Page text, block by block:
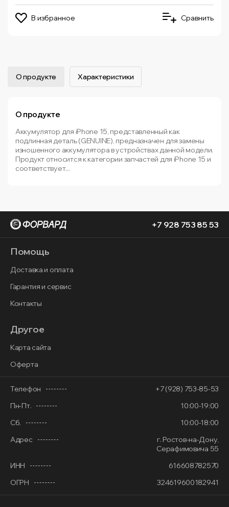
В избранное Сравнить
О продукте Характеристики
О продукте
Аккумулятор для iPhone 15, представленный как
подлинная деталь (GENUINE), предназначен для замены
изношенного аккумулятора в устройствах данной модели.
Продукт относится к категории запчастей для iPhone 15 и
соответствует...
+7 928 753 85 53
Помощь
Доставка и оплата
Гарантия и сервис
Контакты
Другое
Карта сайта
Оферта
Телефон
+7 (928) 753-85-53
Пн-Пт.
10:00-19:00
Сб.
10:00-18:00
Адрес
г. Ростов-на-Дону,
Серафимовича 55
ИНН
616608782570
ОГРН
324619600182941